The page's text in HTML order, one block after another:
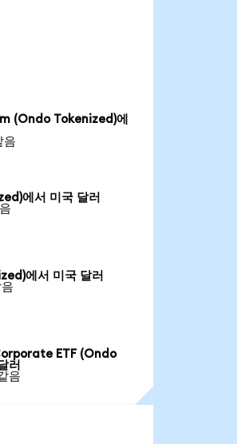
(Ondo Tokenized)에
음
에서 미국 달러
에서 미국 달러
ETF (Ondo
러
음